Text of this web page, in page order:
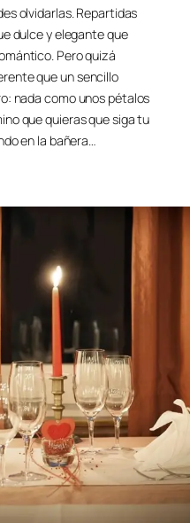
olvidarlas. Repartidas
dulce y elegante que
Pero quizá
que un sencillo
nada como unos pétalos
que quieras que siga tu
en la bañera…